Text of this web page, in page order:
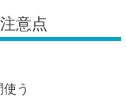
意点
う